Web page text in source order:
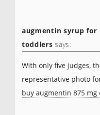
augmentin syrup for
toddlers says:
With only five judges,
representative photo
buy augmentin 875 mg